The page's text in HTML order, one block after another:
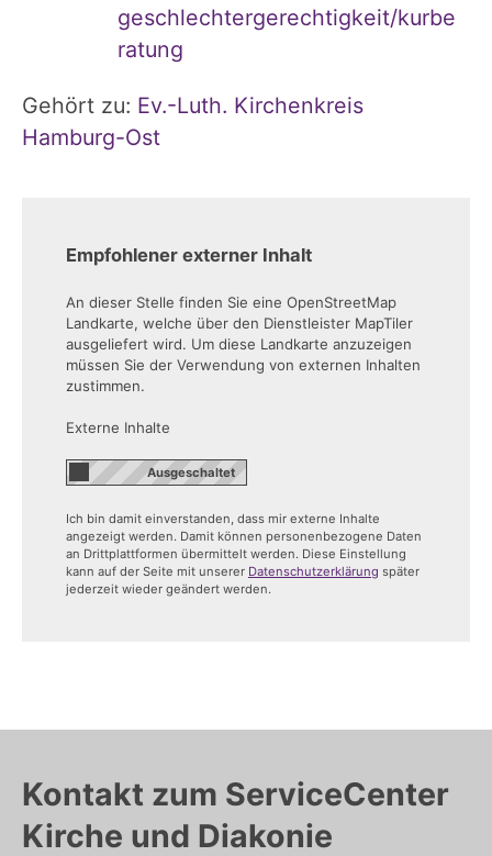
geschlechtergerechtigkeit/kurbe
ratung
Gehört zu: Ev.-Luth. Kirchenkreis
Hamburg-Ost
Empfohlener externer Inhalt
An dieser Stelle finden Sie eine OpenStreetMap
Landkarte, welche über den Dienstleister MapTiler
ausgeliefert wird. Um diese Landkarte anzuzeigen
müssen Sie der Verwendung von externen Inhalten
zustimmen.
Externe Inhalte
Ich bin damit einverstanden, dass mir externe Inhalte
angezeigt werden. Damit können personenbezogene Daten
an Drittplattformen übermittelt werden. Diese Einstellung
kann auf der Seite mit unserer Datenschutzerklärung später
jederzeit wieder geändert werden.
Kontakt zum ServiceCenter
Kirche und Diakonie